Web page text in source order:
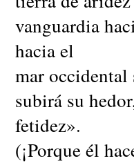
vanguardia
hacia el
mar
subirá su
fetidez».
(¡Porque él